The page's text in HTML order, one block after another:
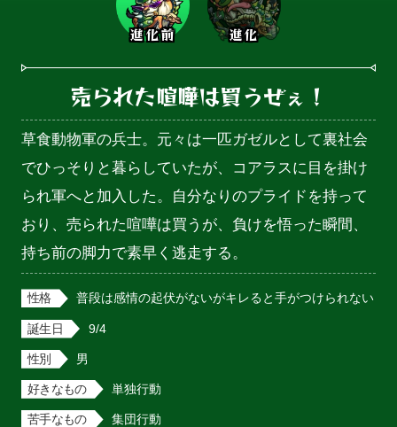
進化前 進化
売られた喧嘩は買うぜぇ！
草食動物軍の兵士。元々は一匹ガゼルとして裏社会
でひっそりと暮らしていたが、コアラスに目を掛け
られ軍へと加入した。自分なりのプライドを持って
おり、売られた喧嘩は買うが、負けを悟った瞬間、
持ち前の脚力で素早く逃走する。
性格 普段は感情の起伏がないがキレると手がつけられない
誕生日 9/4
性別 男
好きなもの 単独行動
苦手なもの 集団行動